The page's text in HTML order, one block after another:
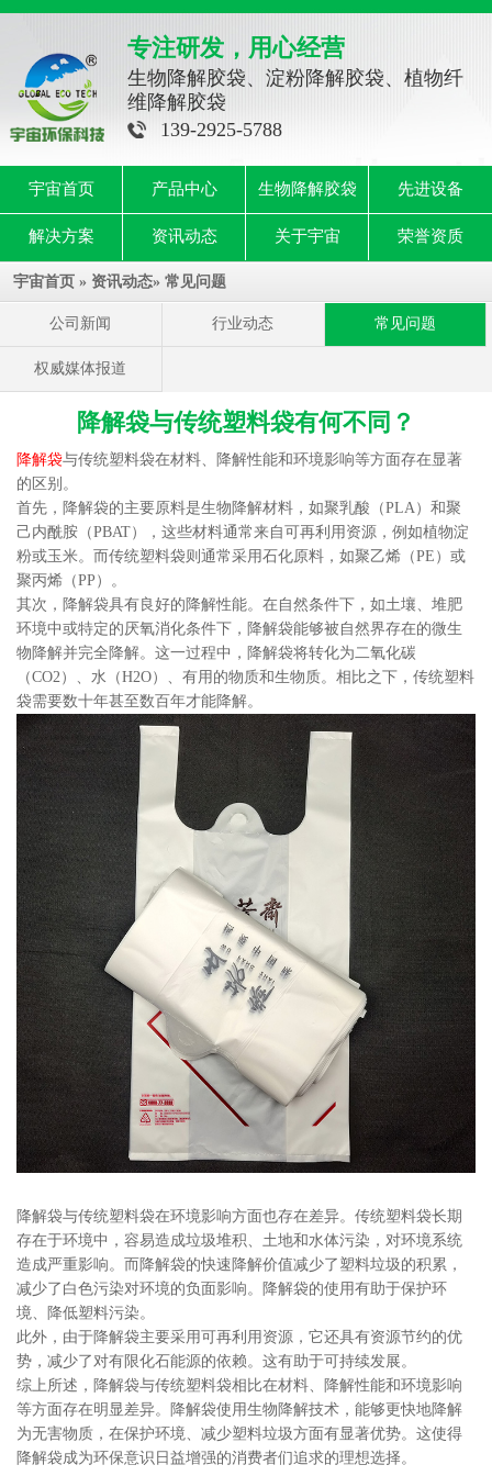
专注研发，用心经营
生物降解胶袋、淀粉降解胶袋、植物纤
维降解胶袋
139-2925-5788
宇宙首页 产品中心 生物降解胶袋 先进设备
解决方案 资讯动态 关于宇宙 荣誉资质
宇宙首页 » 资讯动态» 常见问题
公司新闻 行业动态 常见问题
权威媒体报道
降解袋与传统塑料袋有何不同？
降解袋与传统塑料袋在材料、降解性能和环境影响等方面存在显著
的区别。
首先，降解袋的主要原料是生物降解材料，如聚乳酸（PLA）和聚
己内酰胺（PBAT），这些材料通常来自可再利用资源，例如植物淀
粉或玉米。而传统塑料袋则通常采用石化原料，如聚乙烯（PE）或
聚丙烯（PP）。
其次，降解袋具有良好的降解性能。在自然条件下，如土壤、堆肥
环境中或特定的厌氧消化条件下，降解袋能够被自然界存在的微生
物降解并完全降解。这一过程中，降解袋将转化为二氧化碳
（CO2）、水（H2O）、有用的物质和生物质。相比之下，传统塑料
袋需要数十年甚至数百年才能降解。
降解袋与传统塑料袋在环境影响方面也存在差异。传统塑料袋长期
存在于环境中，容易造成垃圾堆积、土地和水体污染，对环境系统
造成严重影响。而降解袋的快速降解价值减少了塑料垃圾的积累，
减少了白色污染对环境的负面影响。降解袋的使用有助于保护环
境、降低塑料污染。
此外，由于降解袋主要采用可再利用资源，它还具有资源节约的优
势，减少了对有限化石能源的依赖。这有助于可持续发展。
综上所述，降解袋与传统塑料袋相比在材料、降解性能和环境影响
等方面存在明显差异。降解袋使用生物降解技术，能够更快地降解
为无害物质，在保护环境、减少塑料垃圾方面有显著优势。这使得
降解袋成为环保意识日益增强的消费者们追求的理想选择。